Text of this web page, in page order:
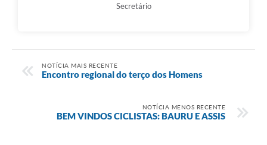
Secretário
NOTÍCIA MAIS RECENTE
Encontro regional do terço dos Homens
NOTÍCIA MENOS RECENTE
BEM VINDOS CICLISTAS: BAURU E ASSIS